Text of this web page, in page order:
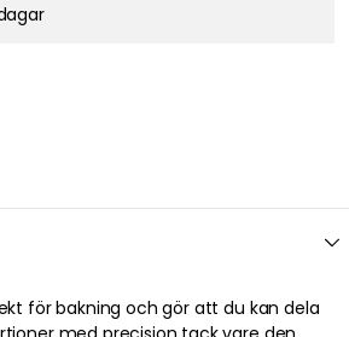
för bakning och gör att du kan dela